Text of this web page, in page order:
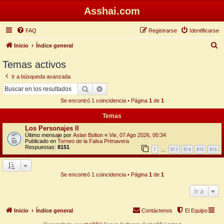
Asshai.com
FAQ Identificarse
Registrarse
Inicio Índice general
Temas activos
Ir a búsqueda avanzada
Buscar
Se encontró 1 coincidencia • Página 1de 1
Temas
Los Personajes II
Último mensaje por Aslan Bolton « Vie, 07 Ago 2026, 00:34
Publicado en Torneo de la Falsa Primavera
Respuestas: 8151 1 813 814 815 816
Se encontró 1 coincidencia • Página 1de 1
Ir a
Inicio Índice general El Equipo
Contáctenos